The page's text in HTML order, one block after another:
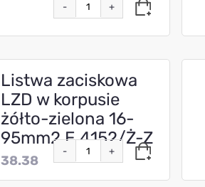
- +
Listwa zaciskowa
LZD w korpusie
żółto-zielona 16-
95mm2 E.4152/Ż-Z
38.38
- +